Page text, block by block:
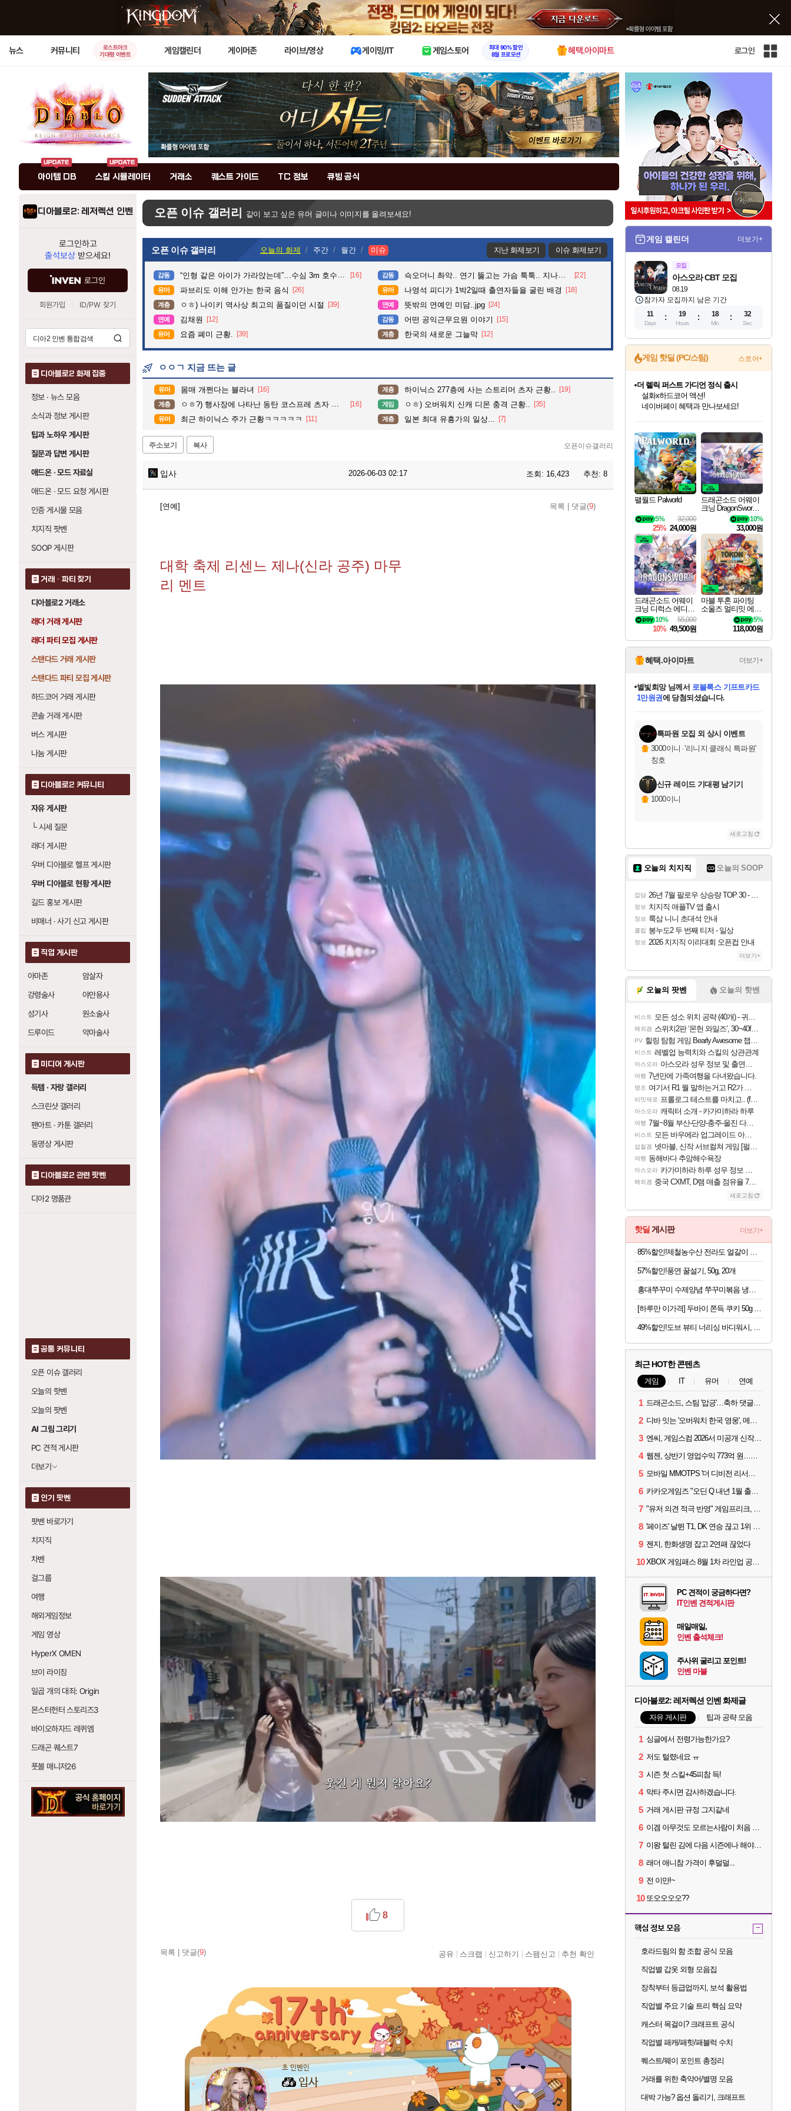
X
뉴스 커뮤니티
로스트아크
기대평 이벤트
게임캘린더 게이머존 라이브/영상 게이밍/IT 게임스토어
최대 90% 할인
8월 프로모션
혜택.아이마트 로그인
인
아이템 DB 스킬 시뮬레이터 거래소 퀘스트 가이드 TC 정보 큐빙 공식
디아블로2: 레저렉션 인벤
로그인하고
출석보상 받으세요!
로그인
회원가입 ID/PW 찾기
디아블로2 화제 집중
정보 · 뉴스 모음
소식과 정보 게시판
팁과 노하우 게시판
질문과 답변 게시판
애드온 · 모드 자료실
애드온 · 모드 요청 게시판
인증 게시물 모음
치지직 팟벤
SOOP 게시판
거래 · 파티 찾기
디아블로2 거래소
래더 거래 게시판
래더 파티 모집 게시판
스탠다드 거래 게시판
스탠다드 파티 모집 게시판
하드코어 거래 게시판
콘솔 거래 게시판
버스 게시판
나눔 게시판
디아블로2 커뮤니티
자유 게시판
└시세 질문
래더 게시판
우버 디아블로 헬프 게시판
우버 디아블로 현황 게시판
길드 홍보 게시판
비매너 · 사기 신고 게시판
직업 게시판
아마존
암살자
강령술사
야만용사
성기사
원소술사
드루이드
악마술사
미디어 게시판
득템 · 자랑 갤러리
스크린샷 갤러리
팬아트 · 카툰 갤러리
동영상 게시판
디아블로2 관련 팟벤
디아2 명품관
공통 커뮤니티
오픈 이슈 갤러리
오늘의 핫벤
오늘의 팟벤
AI 그림 그리기
PC 견적 게시판
더보기
인기 팟벤
팟벤 바로가기
치지직
차벤
걸그룹
여행
해외게임정보
게임 영상
HyperX OMEN
브이 라이징
일곱 개의 대죄: Origin
몬스터헌터 스토리즈3
바이오하자드 레퀴엠
드래곤 퀘스트7
풋볼 매니저26
오픈 이슈 갤러리 같이 보고 싶은 유머 글이나 이미지를 올려보세요!
오픈 이슈 갤러리 오늘의 화제 주간 월간 이슈 지난 화제보기 이슈 화제보기
감동 “인형 같은 아이가 가라앉는데”…수심 3m 호수 뛰어든 60대 의인 [16] 감동 슥오더니 촤악.. 연기 뚫고는 가슴 툭툭.. 지나가던 아재의 정체 [22]
유머 파브리도 이해 안가는 한국 음식 [26] 유머 나영석 피디가 1박2일때 출연자들을 굴린 배경 [18]
계층 ㅇㅎ) 나이키 역사상 최고의 품질이던 시절 [39] 연예 뜻밖의 연예인 미담..jpg [24]
연예 김채원 [12] 감동 어떤 공익근무요원 이야기 [15]
유머 요즘 폐미 근황. [39] 계층 한국의 새로운 그늘막 [12]
ㅇㅇㄱ 지금 뜨는 글
유머 몸매 개쩐다는 블라녀 [16] 계층 하이닉스 277층에 사는 스트리머 츠자 근황.. [19]
계층 ㅇㅎ?) 행사장에 나타난 동탄 코스프레 츠자 인터뷰. [16] 게임 ㅇㅎ) 오버워치 신캐 디몬 충격 근황.. [35]
유머 최근 하이닉스 주가 근황ㅋㅋㅋㅋㅋ [11] 계층 일본 최대 유흥가의 일상... [7]
주소보기 복사 오픈이슈갤러리
입사 2026-06-03 02:17 조회: 16,423 추천: 8
[연예] 목록 댓글(9)
대학 축제 리센느 제나(신라 공주) 마무
리 멘트
목록 댓글(9)
8
공유 스크랩 신고하기 스팸신고 추천 확인
초 인벤인
입사
게임 캘린더 더보기+
모집
08.19
아스오라 CBT 모집
참가자 모집까지 남은 기간
11
Days
19
Hours
18
Min
30
Sec
게임 핫딜 (PC/스팀) 스토어+
최대 90% 할인가를 만나보세요!
네이버혜택과 함께 만나보세요!
50%할인&추가 적립까지!
네이버 포인트 혜택까지!
이니&베니 혜택까지!
네이버 혜택가와 함께 예약하세요!
할인&네이버혜택으로 만나보세요!
더 렐릭 퍼스트 가디언 정식 출시
설화x하드코어 액션!
네이버페이 혜택과 만나보세요!
40주년 프로모션으로 만나보세요!
할인가에 만나보세요!
일부 에디션 상시 할인!
혜택으로 예약 판매 중
편안하게 충전하세요
팰월드 Palworld
32,000
5%
25% 24,000원
드래곤소드 어웨이
크닝 DragonSword A
10%
33,000원
드래곤소드 어웨이
크닝 디럭스 에디션
DragonSword Awake
ning Deluxe Edition
55,000
10%
10% 49,500원
마블 투혼 파이팅
소울즈 얼티밋 에디
션 MARVEL Tokon
Fighting Souls Ultima
5%
118,000원
혜택.아이마트 더보기+
교환.
당첨되셨습니다.
당첨되셨습니다.
당첨되셨습니다.
별빛희망님께서 로블록스 기프트카드
1만원권에 당첨되셨습니다.
당첨되셨습니다.
당첨되셨습니다.
당첨되셨습니다.
당첨되셨습니다.
에디션 (스팀코드)를 교환.
당첨되셨습니다.
특파원 모집 외 상시 이벤트
3000이니 ·'리니지 클래식 특파원'
칭호
신규 레이드 기대평 남기기
1000이니
새로고침
오늘의 치지직 오늘의 SOOP
잡담 26년 7월 팔로우 상승량 TOP 30 - 월간 치지직
정보 치지직 애플TV 앱 출시
정보 룩삼 니니 초대석 안내
클립 봉누도2 두 번째 티저 - 일상
정보 2026 치지직 이리대회 오픈컵 안내
더보기+
오늘의 팟벤 오늘의 핫벤
비스트 모든 성소 위치 공략 (40개) - 귀환한 영혼 도전과제
해외겜 스위치2판 ‘몬헌 와일즈’, 30~40fps 목표 추정
PV 힐링 탐험 게임 Bearly Awesome 챕터 1 트레일러
비스트 레벨업 능력치와 스킬의 상관관계
아스오라 아스오라 성우 정보 및 출연작 모음
여행 7년만에 가족여행을 다녀왔습니다.
명조 여기서 R1 뭘 말하는거고 R2가 뭘말하는걸까요?
리밋제로 프롤로그 테스트를 마치고.. (feat. 리아)
아스오라 캐릭터 소개 - 카가미하라 하루
여행 7월~8월 부산-단양-충주-울진 다녀왔어요~
비스트 모든 바우에라 업그레이드 아이템 획득 위치 공략 (89개)
섭컬겜 넷마블, 신작 서브컬쳐 게임 [펄 인 블루] 티저 사이트 오픈
여행 동해바다 추암해수욕장
아스오라 카가미하라 하루 성우 정보 및 주요 필모
해외겜 중국 CXMT, D램 매출 점유율 7%…글로벌 4위로 부상
새로고침
핫딜 게시판 더보기+
57%할인!풍연 꿀설기, 50g, 20개
49%할인!도브 뷰티 너리싱 바디워시, 1L, 2개
최근 HOT한 콘텐츠
게임 IT 유머 연예
1 드래곤소드, 스팀 '압긍'…축하 댓글 달고 게임 코드 받자!
2 디바 잇는 '오버워치 한국 영웅', 메카 파일럿 디몬 나온다
3 엔씨, 게임스컴 2026서 미공개 신작 최초 공개
4 웹젠, 상반기 영업수익 773억 원…순이익 89% 증가
5 모바일 MMOTPS '더 디비전 리서전스', 6일 스팀에도 출시
6 카카오게임즈 "오딘 Q 내년 1월 출시, 연기는 없다"
7 "유저 의견 적극 반영" 게임프리크, 비스트 오브 리인카네이션 개선 나선다
8 '페이즈' 날뛴 T1, DK 연승 끊고 1위 지켜
9 젠지, 한화생명 잡고 2연패 끊었다
10 XBOX 게임패스 8월 1차 라인업 공개... '비스트 오브 리인카네이션' 즉시 합류
PC 견적이 궁금하다면?
IT인벤 견적게시판
매일매일,
인벤 출석체크!
주사위 굴리고 포인트!
인벤 마블
디아블로2: 레저렉션 인벤 화제글
자유 게시판 팁과 공략 모음
1 싱글에서 전령가능한가요?
2 저도 털렸네요 ㅠ
3 시즌 첫 스킬+45피참 득!
4 막타 주시면 감사하겠습니다.
5 거래 게시판 규정 그지같네
6 이겜 아무것도 모르는사람이 처음 시작하기 괜찮나요?
7 이왕 털린 김에 다음 시즌에나 해야겠네요
8 래더 애니참 가격이 후덜덜...
9 전 이만!~
10 또오오오오??
핵심 정보 모음 -
호라드림의 함 조합 공식 모음
직업별 갑옷 외형 모음집
장착부터 등급업까지, 보석 활용법
직업별 주요 기술 트리 핵심 요약
캐스터 목걸이? 크래프트 공식
직업별 패캐/패힛/패블럭 수치
퀘스트/웨이 포인트 총정리
거래를 위한 축약어/별명 모음
대박 가능? 옵션 돌리기, 크래프트